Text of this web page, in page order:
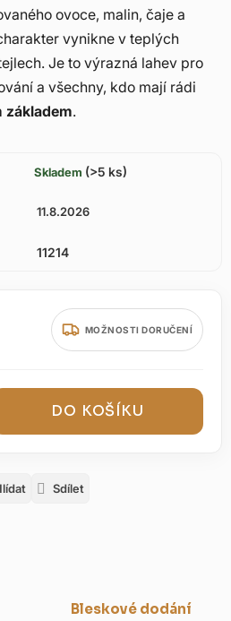
ovoce, malin, čaje a
vynikne v teplých
Je to výrazná lahev pro
a všechny, kdo mají rádi
základem.
Skladem (>5 ks)
11.8.2026
11214
MOŽNOSTI DORUČENÍ
DO KOŠÍKU
Sdílet
Bleskové dodání